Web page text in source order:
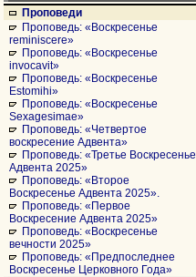
Проповеди
Проповедь: «Воскресенье
reminiscere»
Проповедь: «Воскресенье
invocavit»
Проповедь: «Воскресенье
Estomihi»
Проповедь: «Воскресенье
Sexagesimae»
Проповедь: «Четвертое
воскресение Адвента»
Проповедь: «Третье Воскресенье
Адвента 2025»
Проповедь: «Второе
Воскресенье Адвента 2025».
Проповедь: «Первое
Воскресение Адвента 2025»
Проповедь: «Воскресенье
вечности 2025»
Проповедь: «Предпоследнее
Воскресенье Церковного Года»